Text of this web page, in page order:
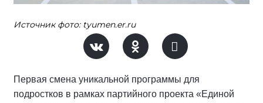
Источник фото: tyumen.er.ru
Первая смена уникальной программы для
подростков в рамках партийного проекта «Единой